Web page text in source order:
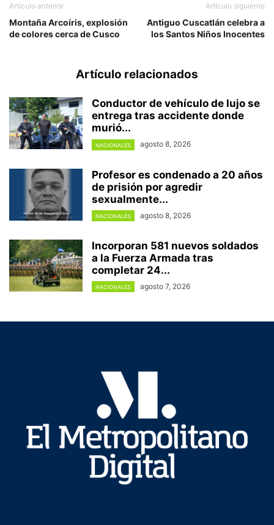
Artículo anterior
Montaña Arcoíris, explosión
de colores cerca de Cusco
Artículo siguiente
Antiguo Cuscatlán celebra a
los Santos Niños Inocentes
Artículo relacionados
Conductor de vehículo de lujo se
entrega tras accidente donde
murió...
NACIONALES agosto 8, 2026
Profesor es condenado a 20 años
de prisión por agredir
sexualmente...
NACIONALES agosto 8, 2026
Incorporan 581 nuevos soldados
a la Fuerza Armada tras
completar 24...
NACIONALES agosto 7, 2026